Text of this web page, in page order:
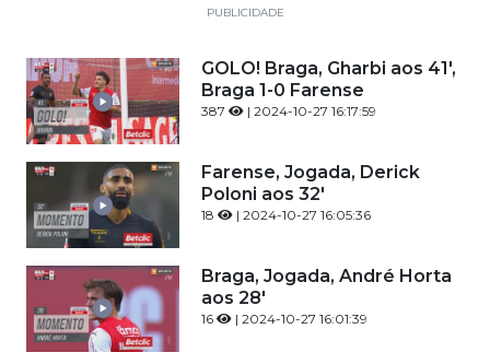
PUBLICIDADE
GOLO! Braga, Gharbi aos 41',
Braga 1-0 Farense
387 | 2024-10-27 16:17:59
Farense, Jogada, Derick
Poloni aos 32'
18 | 2024-10-27 16:05:36
Braga, Jogada, André Horta
aos 28'
16 | 2024-10-27 16:01:39